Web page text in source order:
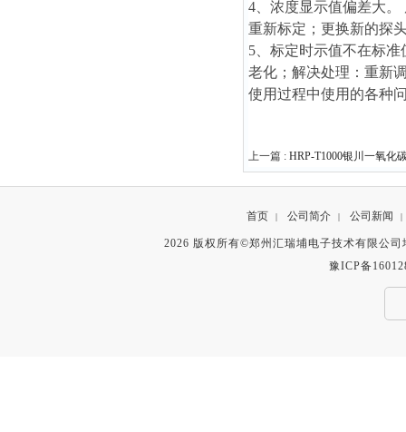
4、浓度显示值偏差大
重新标定；更换新的探
5、标定时示值不在标
老化；解决处理：重新
使用过程中使用的各种
上一篇 : HRP-T1000银川一氧化
首页 | 公司简介 | 公司新闻 |
2026 版权所有©郑州汇瑞埔电子技术有限公
豫ICP备